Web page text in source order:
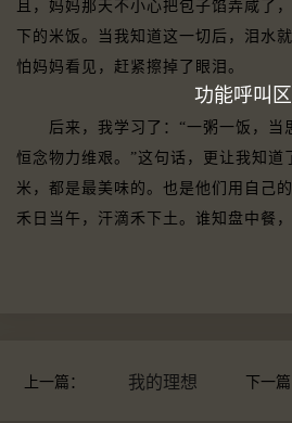
且，妈妈那天不小心把包子馅弄咸了
下的米饭。当我知道这一切后，泪水
怕妈妈看见，赶紧擦掉了眼泪。
后来，我学习了：“一粥一饭，当
恒念物力维艰。”这句话，更让我知道
米，都是最美味的。也是他们用自己
禾日当午，汗滴禾下土。谁知盘中餐
上一篇： 我的理想 下一篇
功能呼叫区